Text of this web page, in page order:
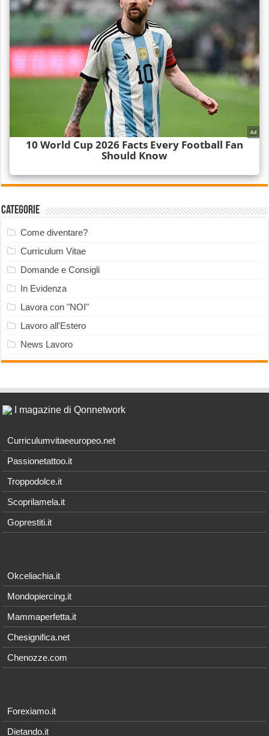
Categorie
Come diventare?
Curriculum Vitae
Domande e Consigli
In Evidenza
Lavora con "NOI"
Lavoro all'Estero
News Lavoro
I magazine di Qonnetwork
Curriculumvitaeeuropeo.net
Passionetattoo.it
Troppodolce.it
Scoprilamela.it
Goprestiti.it
Okceliachia.it
Mondopiercing.it
Mammaperfetta.it
Chesignifica.net
Chenozze.com
Forexiamo.it
Dietando.it